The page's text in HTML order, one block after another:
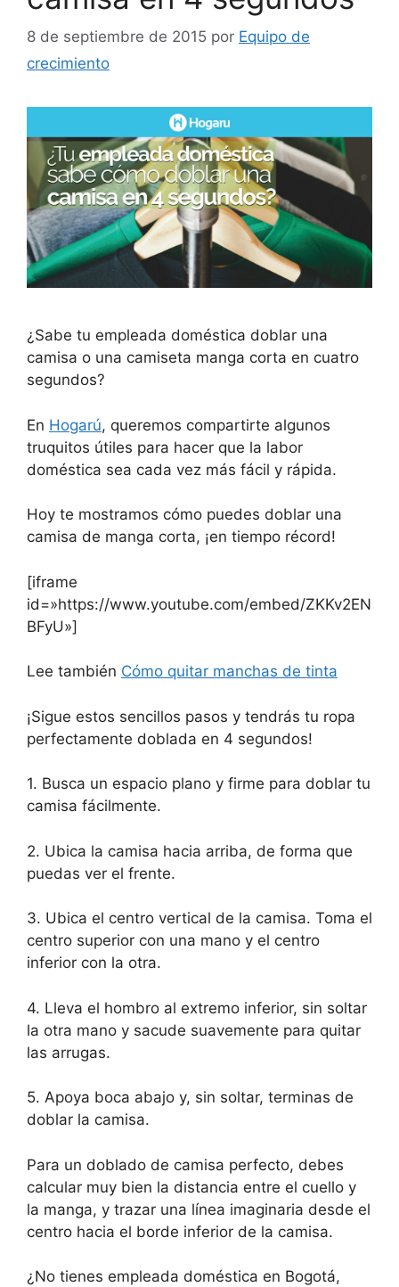
8 de septiembre de 2015 por Equipo de
crecimiento
¿Sabe tu empleada doméstica doblar una
camisa o una camiseta manga corta en cuatro
segundos?
En Hogarú, queremos compartirte algunos
truquitos útiles para hacer que la labor
doméstica sea cada vez más fácil y rápida.
Hoy te mostramos cómo puedes doblar una
camisa de manga corta, ¡en tiempo récord!
[iframe
id=»https://www.youtube.com/embed/ZKKv2EN
BFyU»]
Lee también Cómo quitar manchas de tinta
¡Sigue estos sencillos pasos y tendrás tu ropa
perfectamente doblada en 4 segundos!
1. Busca un espacio plano y firme para doblar tu
camisa fácilmente.
2. Ubica la camisa hacia arriba, de forma que
puedas ver el frente.
3. Ubica el centro vertical de la camisa. Toma el
centro superior con una mano y el centro
inferior con la otra.
4. Lleva el hombro al extremo inferior, sin soltar
la otra mano y sacude suavemente para quitar
las arrugas.
5. Apoya boca abajo y, sin soltar, terminas de
doblar la camisa.
Para un doblado de camisa perfecto, debes
calcular muy bien la distancia entre el cuello y
la manga, y trazar una línea imaginaria desde el
centro hacia el borde inferior de la camisa.
¿No tienes empleada doméstica en Bogotá,